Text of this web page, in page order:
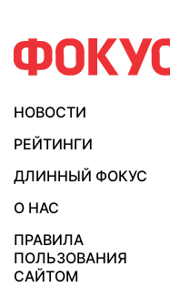
НОВОСТИ
РЕЙТИНГИ
ДЛИННЫЙ ФОКУС
О НАС
ПРАВИЛА
ПОЛЬЗОВАНИЯ
САЙТОМ